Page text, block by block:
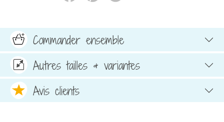
Commander ensemble
Autres tailles & variantes
Avis clients